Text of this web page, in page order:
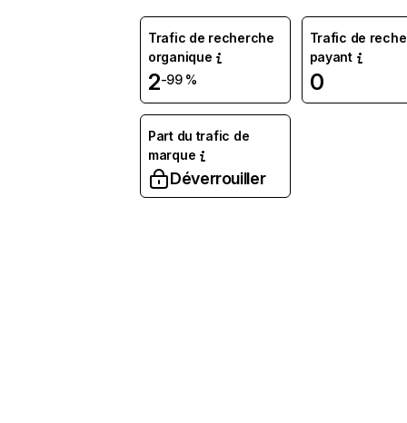
Trafic de recherche
organique
2-99 %
Trafic de
payant
0
Part du trafic de
marque
Déverrouiller